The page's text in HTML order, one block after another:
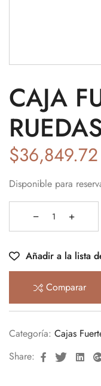
CAJA
$36,849.72
Disponible para
Añadir a la lista
Comparar
Categoría: Cajas
Share:
FacebookTwitter